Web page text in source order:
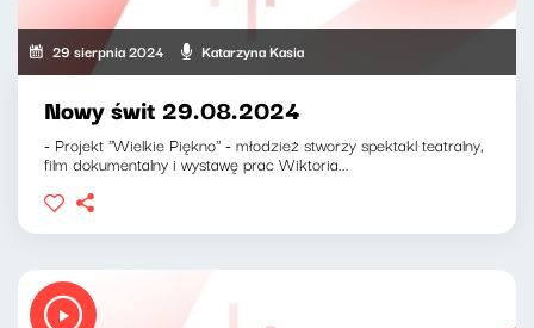
29 sierpnia 2024 Katarzyna Kasia
Nowy świt 29.08.2024
- Projekt ''Wielkie Piękno'' - młodzież stworzy spektakl teatralny,
film dokumentalny i wystawę prac Wiktoria...